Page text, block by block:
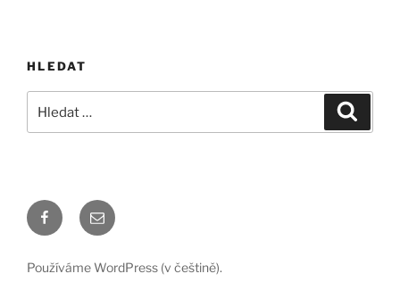
HLEDAT
Facebook
E-
mail
Používáme WordPress (v češtině).